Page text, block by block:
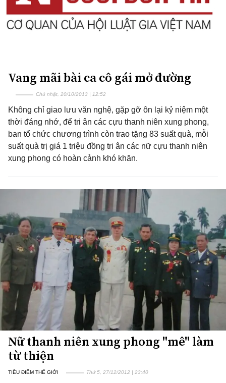
Vang mãi bài ca cô gái mở đường
Chủ nhật, 20/10/2013 | 12:52
Không chỉ giao lưu văn nghệ, gặp gỡ ôn lại kỷ niệm một
thời đáng nhớ, để tri ân các cựu thanh niên xung phong,
ban tổ chức chương trình còn trao tặng 83 suất quà, mỗi
suất quà trị giá 1 triệu đồng tri ân các nữ cựu thanh niên
xung phong có hoàn cảnh khó khăn.
Nữ thanh niên xung phong "mê" làm
từ thiện
TIÊU ĐIỂM THẾ GIỚI Thứ 5, 27/12/2012 | 23:40